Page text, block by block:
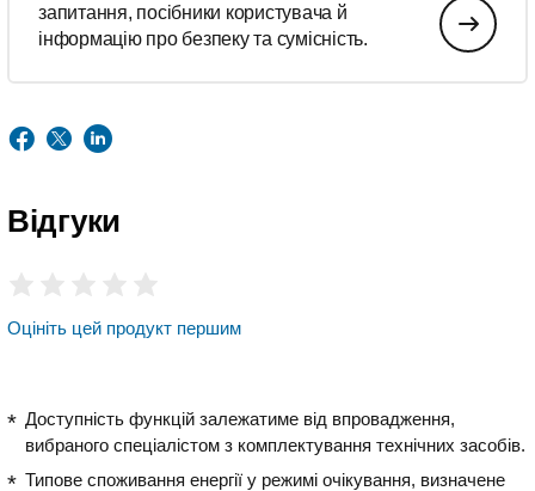
запитання, посібники користувача й
інформацію про безпеку та сумісність.
Відгуки
Оцініть цей продукт першим
Доступність функцій залежатиме від впровадження,
вибраного спеціалістом з комплектування технічних засобів.
Типове споживання енергії у режимі очікування, визначене